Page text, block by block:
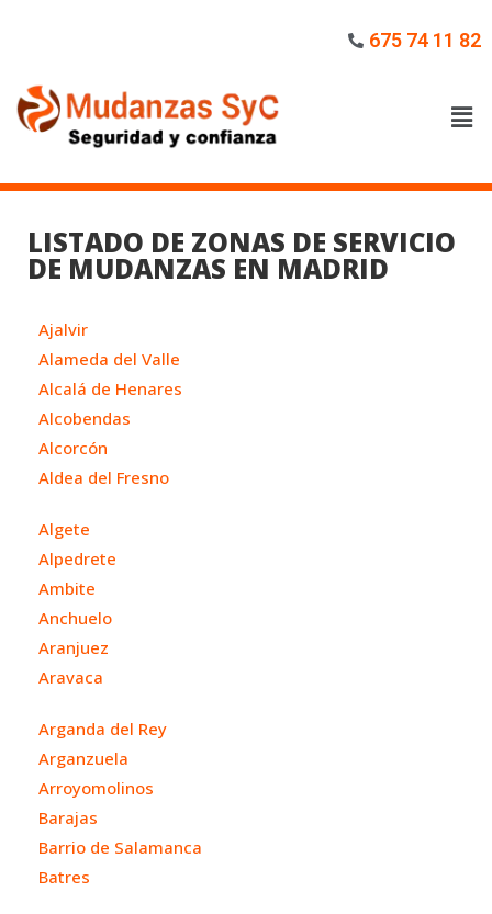
675 74 11 82
LISTADO DE ZONAS DE SERVICIO
DE MUDANZAS EN MADRID
Ajalvir
Alameda del Valle
Alcalá de Henares
Alcobendas
Alcorcón
Aldea del Fresno
Algete
Alpedrete
Ambite
Anchuelo
Aranjuez
Aravaca
Arganda del Rey
Arganzuela
Arroyomolinos
Barajas
Barrio de Salamanca
Batres